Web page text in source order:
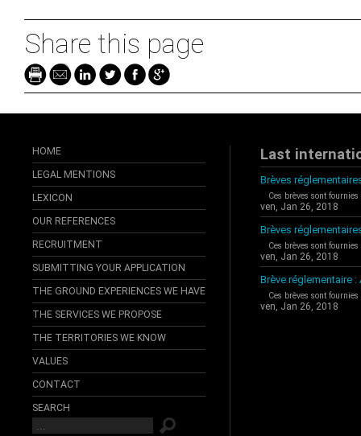
Share this page
HOME
LEGAL MENTIONS
LEXICON
OUR REFERENCES
RECRUITMENT
SUBMITTING YOUR APPLICATION
THE GROUND EXPERIENCES WE HAVE
THE SERVICES WE PROPOSE
THE TERRITORIES WE KNOW
VALUES
CONTACT
SEARCH
Last
Brèves
Ces brèves sont
ven, Jan 26, 2018
Brèves
Ces brèves sont
ven, Jan 26, 2018
Brève réglementaire :
Ces brèves sont
ven, Jan 26, 2018